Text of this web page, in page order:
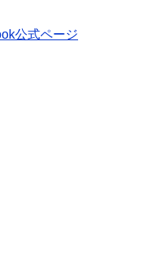
公式ページ